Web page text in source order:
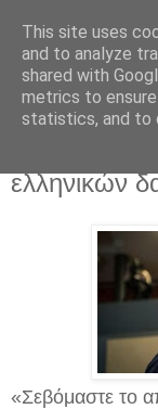
Δευτέρα 26
Η
ελληνικών
«Σεβόμαστε το
This site uses
and to analyze
shared with
metrics to
statistics, and to